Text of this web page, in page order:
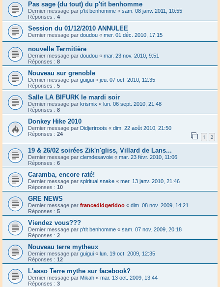
Pas sage (du tout) du p'tit benhomme
Dernier message par p'tit benhomme « sam. 08 janv. 2011, 10:55
Réponses : 4
Session du 01/12/2010 ANNULEE
Dernier message par doudou « mer. 01 déc. 2010, 17:15
nouvelle Termitière
Dernier message par doudou « mar. 23 nov. 2010, 9:51
Réponses : 8
Nouveau sur grenoble
Dernier message par guigui « jeu. 07 oct. 2010, 12:35
Réponses : 5
Salle LA BIFURK le mardi soir
Dernier message par krismix « lun. 06 sept. 2010, 21:48
Réponses : 8
Donkey Hike 2010
Dernier message par Didjeriroots « dim. 22 août 2010, 21:50
Réponses : 24 1 2
19 & 26/02 soirées Zik'n'gliss, Villard de Lans...
Dernier message par clemdesavoie « mar. 23 févr. 2010, 11:06
Réponses : 6
Caramba, encore raté!
Dernier message par spiritual snake « mer. 13 janv. 2010, 21:46
Réponses : 10
GRE NEWS
Dernier message par francedidgeridoo « dim. 08 nov. 2009, 14:21
Réponses : 5
Viendez vous???
Dernier message par p'tit benhomme « sam. 07 nov. 2009, 20:18
Réponses : 2
Nouveau terre mytheux
Dernier message par guigui « lun. 19 oct. 2009, 12:35
Réponses : 12
L'asso Terre mythe sur facebook?
Dernier message par Mikah « mar. 13 oct. 2009, 13:44
Réponses : 3